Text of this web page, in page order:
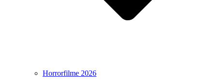
Horrorfilme 2026